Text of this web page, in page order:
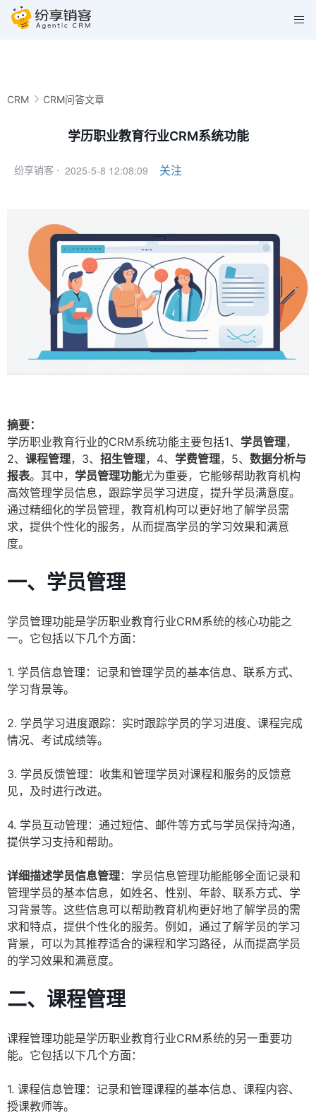
CRM CRM问答文章
学历职业教育行业CRM系统功能
纷享销客 · 2025-5-8 12:08:09 关注
摘要：
学历职业教育行业的CRM系统功能主要包括1、 学员管理，
2、 课程管理，3、 招生管理，4、 学费管理，5、 数据分析与
报表。其中， 学员管理功能尤为重要，它能够帮助教育机构
高效管理学员信息，跟踪学员学习进度，提升学员满意度。
通过精细化的学员管理，教育机构可以更好地了解学员需
求，提供个性化的服务，从而提高学员的学习效果和满意
度。
一、学员管理
学员管理功能是学历职业教育行业CRM系统的核心功能之
一。它包括以下几个方面：
1. 学员信息管理：记录和管理学员的基本信息、联系方式、
学习背景等。
2. 学员学习进度跟踪：实时跟踪学员的学习进度、课程完成
情况、考试成绩等。
3. 学员反馈管理：收集和管理学员对课程和服务的反馈意
见，及时进行改进。
4. 学员互动管理：通过短信、邮件等方式与学员保持沟通，
提供学习支持和帮助。
详细描述学员信息管理：学员信息管理功能能够全面记录和
管理学员的基本信息，如姓名、性别、年龄、联系方式、学
习背景等。这些信息可以帮助教育机构更好地了解学员的需
求和特点，提供个性化的服务。例如，通过了解学员的学习
背景，可以为其推荐适合的课程和学习路径，从而提高学员
的学习效果和满意度。
二、课程管理
课程管理功能是学历职业教育行业CRM系统的另一重要功
能。它包括以下几个方面：
1. 课程信息管理：记录和管理课程的基本信息、课程内容、
授课教师等。